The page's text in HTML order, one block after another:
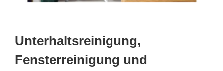
Unterhaltsreinigung,
Fensterreinigung und